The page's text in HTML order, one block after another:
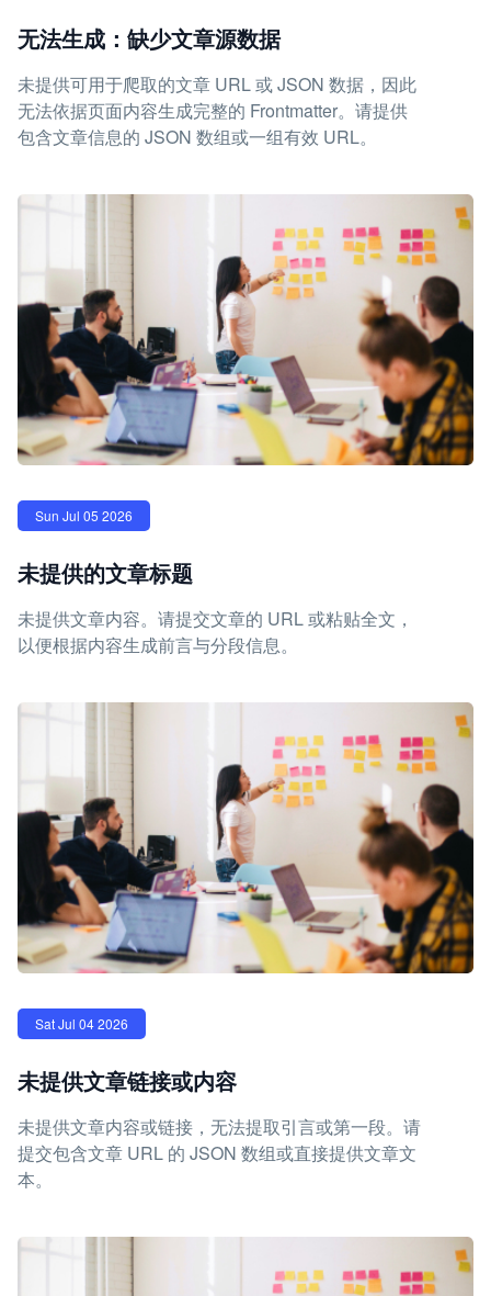
无法生成：缺少文章源数据
未提供可用于爬取的文章 URL 或 JSON 数据，因此
无法依据页面内容生成完整的 Frontmatter。请提供
包含文章信息的 JSON 数组或一组有效 URL。
Sun Jul 05 2026
未提供的文章标题
未提供文章内容。请提交文章的 URL 或粘贴全文，
以便根据内容生成前言与分段信息。
Sat Jul 04 2026
未提供文章链接或内容
未提供文章内容或链接，无法提取引言或第一段。请
提交包含文章 URL 的 JSON 数组或直接提供文章文
本。